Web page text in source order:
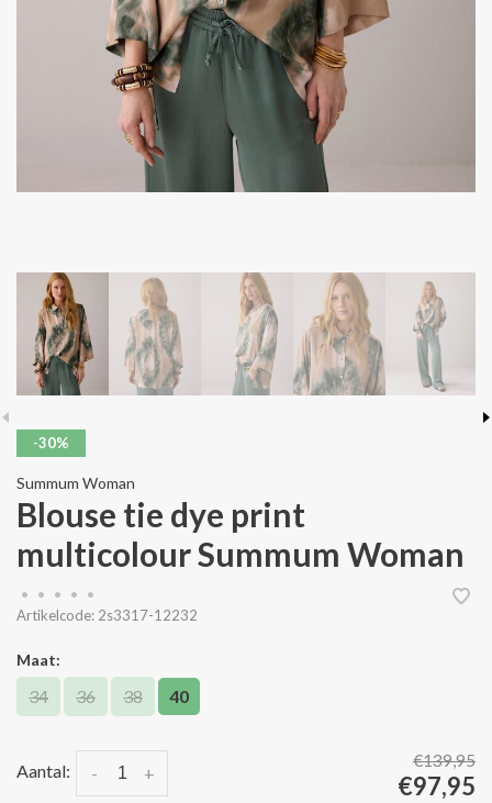
-30%
Summum Woman
Blouse tie dye print
multicolour Summum Woman
• • • •
•
Artikelcode: 2s3317-12232
Maat:
34 36 38 40
Aantal: +
-
€139,95
€97,95